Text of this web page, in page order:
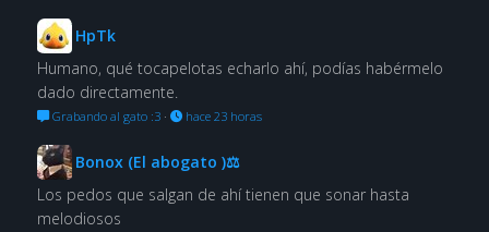
HpTk
Humano, qué tocapelotas echarlo ahí, podías habérmelo
dado directamente.
Grabando al gato :3· hace 23 horas
Bonox (El abogato )⚖
Los pedos que salgan de ahí tienen que sonar hasta
melodiosos